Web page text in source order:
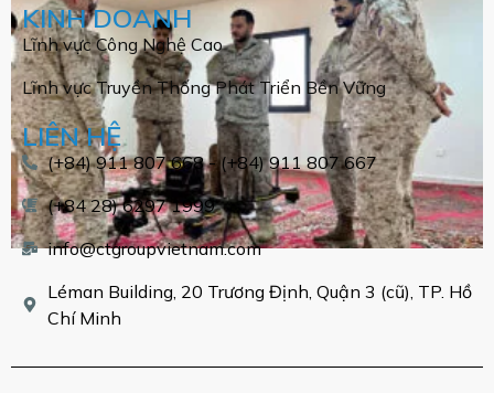
KINH DOANH
Lĩnh vực Công Nghệ Cao
Lĩnh vực Truyền Thống Phát Triển Bền Vững
LIÊN HỆ
(+84) 911 807 668 - (+84) 911 807 667
(+84 28) 6297 1999
info@ctgroupvietnam.com
Léman Building, 20 Trương Định, Quận 3 (cũ), TP. Hồ
Chí Minh